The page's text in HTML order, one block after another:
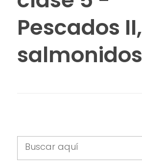
Pescados II,
salmonidos